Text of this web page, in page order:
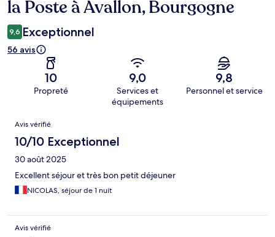
la Poste à Avallon, Bourgogne
9,6 Exceptionnel
56 avis
10
Propreté
9,0
Services et
équipements
9,8
Personnel et service
Avis
Avis vérifié
10/10 Exceptionnel
30 août 2025
Excellent séjour et très bon petit déjeuner
NICOLAS, séjour de 1 nuit
Avis vérifié